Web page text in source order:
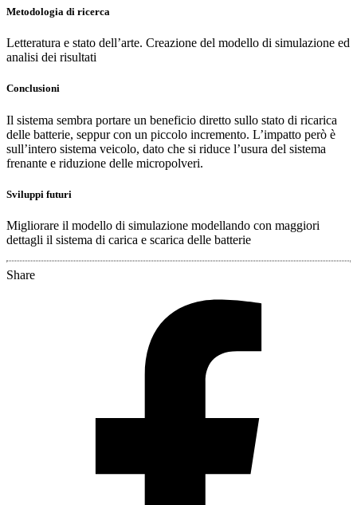
Metodologia di ricerca
Letteratura e stato dell’arte. Creazione del modello di simulazione ed
analisi dei risultati
Conclusioni
Il sistema sembra portare un beneficio diretto sullo stato di ricarica
delle batterie, seppur con un piccolo incremento. L’impatto però è
sull’intero sistema veicolo, dato che si riduce l’usura del sistema
frenante e riduzione delle micropolveri.
Sviluppi futuri
Migliorare il modello di simulazione modellando con maggiori
dettagli il sistema di carica e scarica delle batterie
Share